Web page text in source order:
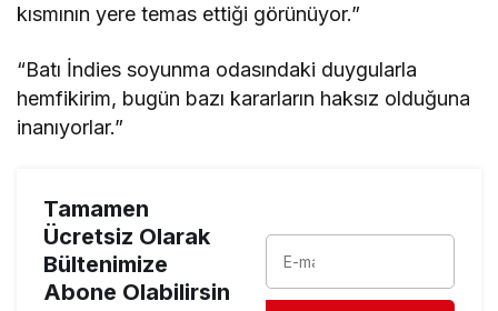
kısmının yere temas ettiği görünüyor.”
“Batı İndies soyunma odasındaki duygularla
hemfikirim, bugün bazı kararların haksız olduğuna
inanıyorlar.”
Tamamen
Ücretsiz Olarak
Bültenimize
Abone Olabilirsin